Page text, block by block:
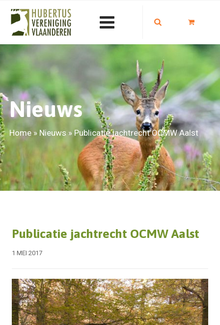
Nieuws
Home» Nieuws » Publicatie jachtrecht OCMW Aalst
Publicatie jachtrecht OCMW Aalst
1 MEI 2017